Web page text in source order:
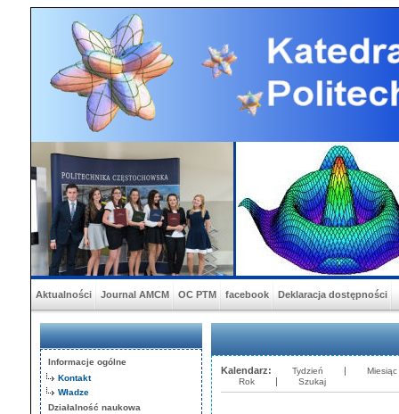
Aktualności Journal AMCM OC PTM facebook Deklaracja dostępności
Informacje ogólne
Kontakt
Władze
Działalność naukowa
Kalendarz: Tydzień |
Miesiąc
Rok
| Szukaj